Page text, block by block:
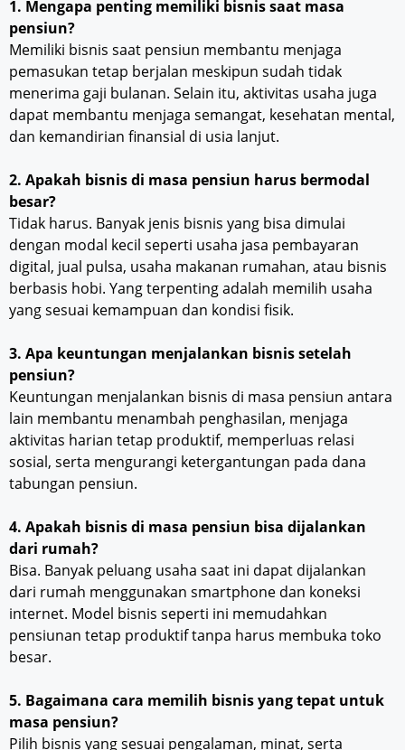
1. Mengapa penting memiliki bisnis saat masa
pensiun?
Memiliki bisnis saat pensiun membantu menjaga
pemasukan tetap berjalan meskipun sudah tidak
menerima gaji bulanan. Selain itu, aktivitas usaha juga
dapat membantu menjaga semangat, kesehatan mental,
dan kemandirian finansial di usia lanjut.
2. Apakah bisnis di masa pensiun harus bermodal
besar?
Tidak harus. Banyak jenis bisnis yang bisa dimulai
dengan modal kecil seperti usaha jasa pembayaran
digital, jual pulsa, usaha makanan rumahan, atau bisnis
berbasis hobi. Yang terpenting adalah memilih usaha
yang sesuai kemampuan dan kondisi fisik.
3. Apa keuntungan menjalankan bisnis setelah
pensiun?
Keuntungan menjalankan bisnis di masa pensiun antara
lain membantu menambah penghasilan, menjaga
aktivitas harian tetap produktif, memperluas relasi
sosial, serta mengurangi ketergantungan pada dana
tabungan pensiun.
4. Apakah bisnis di masa pensiun bisa dijalankan
dari rumah?
Bisa. Banyak peluang usaha saat ini dapat dijalankan
dari rumah menggunakan smartphone dan koneksi
internet. Model bisnis seperti ini memudahkan
pensiunan tetap produktif tanpa harus membuka toko
besar.
5. Bagaimana cara memilih bisnis yang tepat untuk
masa pensiun?
Pilih bisnis yang sesuai pengalaman, minat, serta